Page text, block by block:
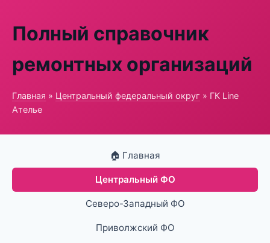
Полный справочник
ремонтных организаций
Главная » Центральный федеральный округ » ГК Line
Ателье
🏠 Главная
Центральный ФО
Северо-Западный ФО
Приволжский ФО